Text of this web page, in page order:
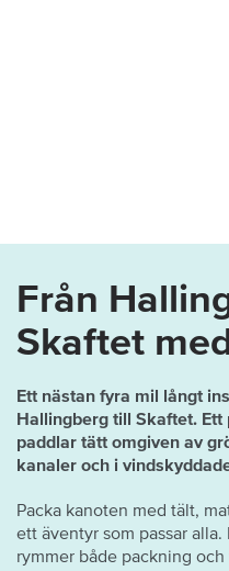
Från
Skaftet
Ett nästan fyra mil långt
Hallingberg till Skaftet.
paddlar tätt omgiven av
kanaler och i
Packa kanoten med tält,
ett äventyr som passar
rymmer både packning och